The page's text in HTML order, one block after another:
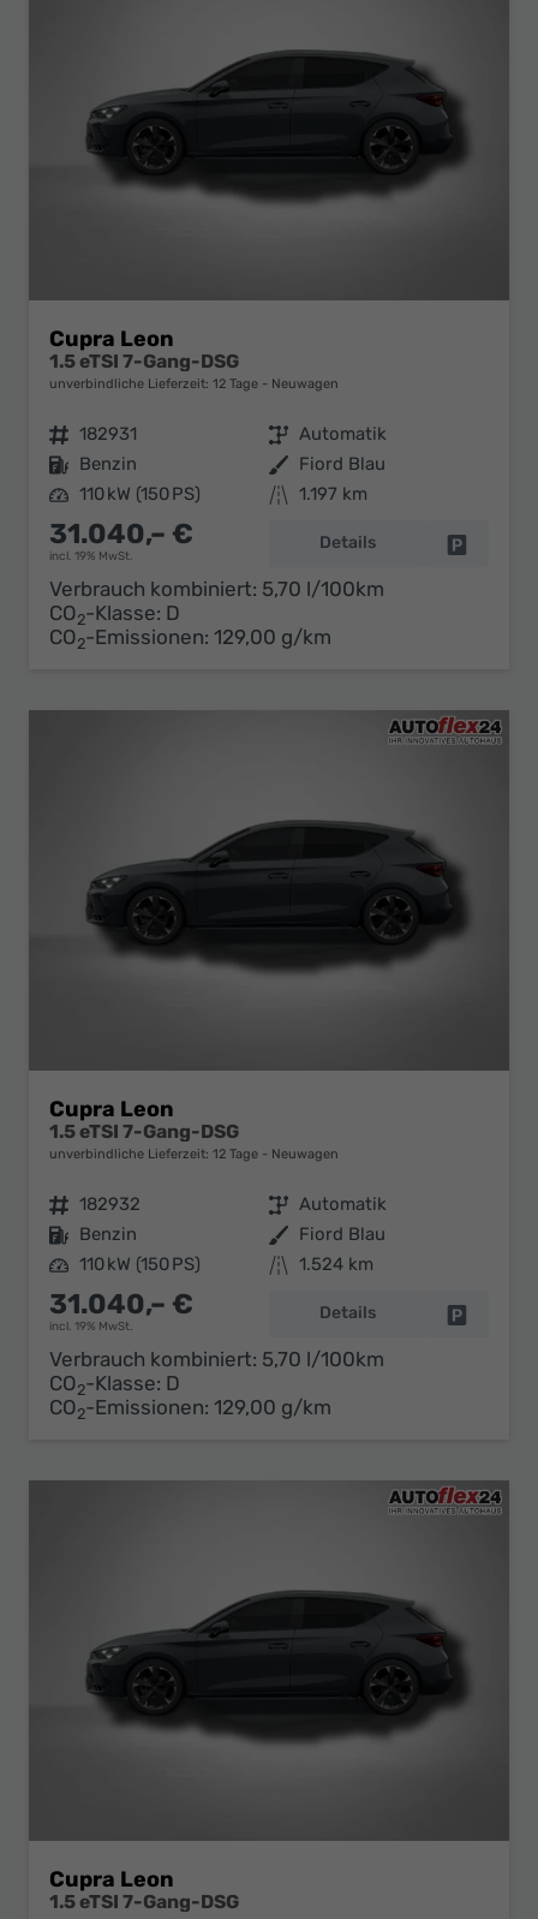
Cupra Leon
1.5 eTSI 7-Gang-DSG
unverbindliche Lieferzeit: 12 Tage Neuwagen
Fahrzeugnr. 182931 Getriebe Automatik
Kraftstoff Benzin Außenfarbe Fiord Blau
Leistung 110 kW (150 PS) Kilometerstand 1.197 km
31.040,– €
incl. 19% MwSt.
Details
Verbrauch kombiniert: 5,70 l/100km
CO2-Klasse: D
CO2-Emissionen: 129,00 g/km
Cupra Leon
1.5 eTSI 7-Gang-DSG
unverbindliche Lieferzeit: 12 Tage Neuwagen
Fahrzeugnr. 182932 Getriebe Automatik
Kraftstoff Benzin Außenfarbe Fiord Blau
Leistung 110 kW (150 PS) Kilometerstand 1.524 km
31.040,– €
incl. 19% MwSt.
Details
Verbrauch kombiniert: 5,70 l/100km
CO2-Klasse: D
CO2-Emissionen: 129,00 g/km
Cupra Leon
1.5 eTSI 7-Gang-DSG